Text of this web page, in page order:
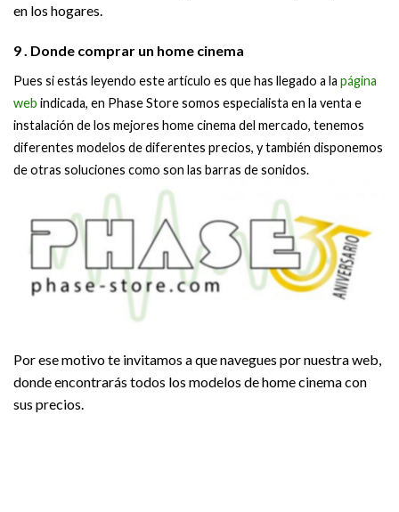
en los hogares.
9 . Donde comprar un home cinema
Pues si estás leyendo este artículo es que has llegado a la página
web indicada, en Phase Store somos especialista en la venta e
instalación de los mejores home cinema del mercado, tenemos
diferentes modelos de diferentes precios, y también disponemos
de otras soluciones como son las barras de sonidos.
Por ese motivo te invitamos a que navegues por nuestra web,
donde encontrarás todos los modelos de home cinema con
sus precios.